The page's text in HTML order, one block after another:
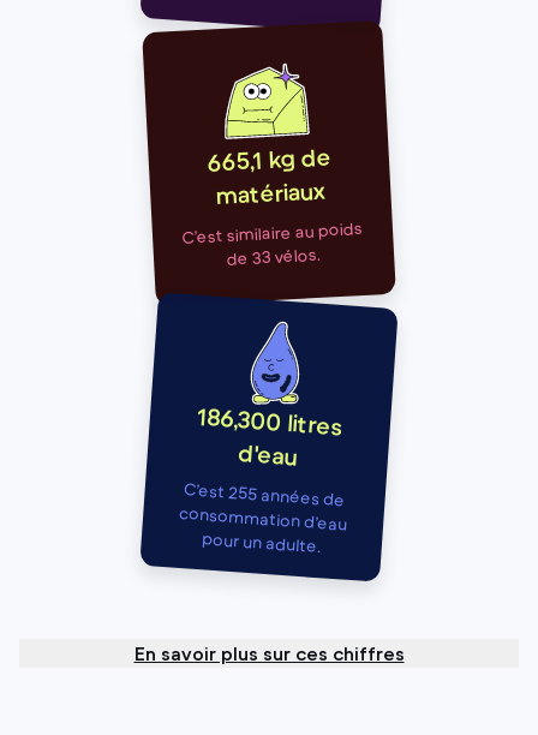
665,1 kg de
matériaux
C’est similaire au poids
de 33 vélos.
186,300 litres
d'eau
C’est 255 années de
consommation d’eau
pour un adulte.
En savoir plus sur ces chiffres